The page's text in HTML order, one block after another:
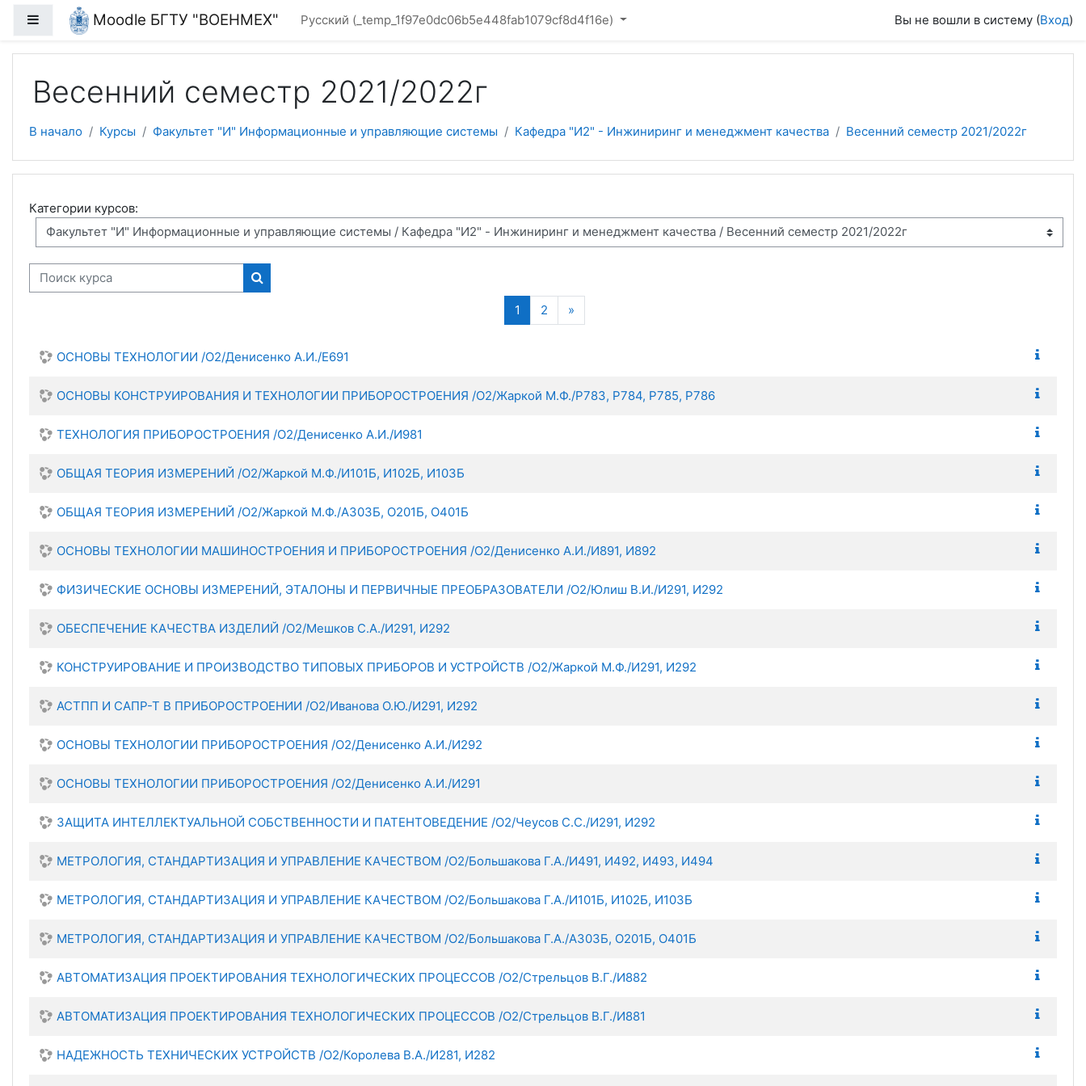
Перейти к основному содержанию
Боковая панельMoodle БГТУ "ВОЕНМЕХ" Русский ‎(_temp_1f97e0dc06b5e448fab1079cf8d4f16e)‎ Вы не вошли в систему (Вход)
Весенний семестр 2021/2022г
В начало Курсы Факультет "И" Информационные и управляющие системы Кафедра "И2" - Инжиниринг и менеджмент качества Весенний семестр 2021/2022г
Категории курсов:
Поиск курса
Поиск курса
1 (текущая)
2 »Следующая страница
ОСНОВЫ ТЕХНОЛОГИИ /О2/Денисенко А.И./Е691
ОСНОВЫ КОНСТРУИРОВАНИЯ И ТЕХНОЛОГИИ ПРИБОРОСТРОЕНИЯ /О2/Жаркой М.Ф./Р783, Р784, Р785, Р786
ТЕХНОЛОГИЯ ПРИБОРОСТРОЕНИЯ /О2/Денисенко А.И./И981
ОБЩАЯ ТЕОРИЯ ИЗМЕРЕНИЙ /О2/Жаркой М.Ф./И101Б, И102Б, И103Б
ОБЩАЯ ТЕОРИЯ ИЗМЕРЕНИЙ /О2/Жаркой М.Ф./А303Б, О201Б, О401Б
ОСНОВЫ ТЕХНОЛОГИИ МАШИНОСТРОЕНИЯ И ПРИБОРОСТРОЕНИЯ /О2/Денисенко А.И./И891, И892
ФИЗИЧЕСКИЕ ОСНОВЫ ИЗМЕРЕНИЙ, ЭТАЛОНЫ И ПЕРВИЧНЫЕ ПРЕОБРАЗОВАТЕЛИ /О2/Юлиш В.И./И291, И292
ОБЕСПЕЧЕНИЕ КАЧЕСТВА ИЗДЕЛИЙ /О2/Мешков С.А./И291, И292
КОНСТРУИРОВАНИЕ И ПРОИЗВОДСТВО ТИПОВЫХ ПРИБОРОВ И УСТРОЙСТВ /О2/Жаркой М.Ф./И291, И292
АСТПП И САПР-Т В ПРИБОРОСТРОЕНИИ /О2/Иванова О.Ю./И291, И292
ОСНОВЫ ТЕХНОЛОГИИ ПРИБОРОСТРОЕНИЯ /О2/Денисенко А.И./И292
ОСНОВЫ ТЕХНОЛОГИИ ПРИБОРОСТРОЕНИЯ /О2/Денисенко А.И./И291
ЗАЩИТА ИНТЕЛЛЕКТУАЛЬНОЙ СОБСТВЕННОСТИ И ПАТЕНТОВЕДЕНИЕ /О2/Чеусов С.С./И291, И292
МЕТРОЛОГИЯ, СТАНДАРТИЗАЦИЯ И УПРАВЛЕНИЕ КАЧЕСТВОМ /О2/Большакова Г.А./И491, И492, И493, И494
МЕТРОЛОГИЯ, СТАНДАРТИЗАЦИЯ И УПРАВЛЕНИЕ КАЧЕСТВОМ /О2/Большакова Г.А./И101Б, И102Б, И103Б
МЕТРОЛОГИЯ, СТАНДАРТИЗАЦИЯ И УПРАВЛЕНИЕ КАЧЕСТВОМ /О2/Большакова Г.А./А303Б, О201Б, О401Б
АВТОМАТИЗАЦИЯ ПРОЕКТИРОВАНИЯ ТЕХНОЛОГИЧЕСКИХ ПРОЦЕССОВ /О2/Стрельцов В.Г./И882
АВТОМАТИЗАЦИЯ ПРОЕКТИРОВАНИЯ ТЕХНОЛОГИЧЕСКИХ ПРОЦЕССОВ /О2/Стрельцов В.Г./И881
НАДЕЖНОСТЬ ТЕХНИЧЕСКИХ УСТРОЙСТВ /О2/Королева В.А./И281, И282